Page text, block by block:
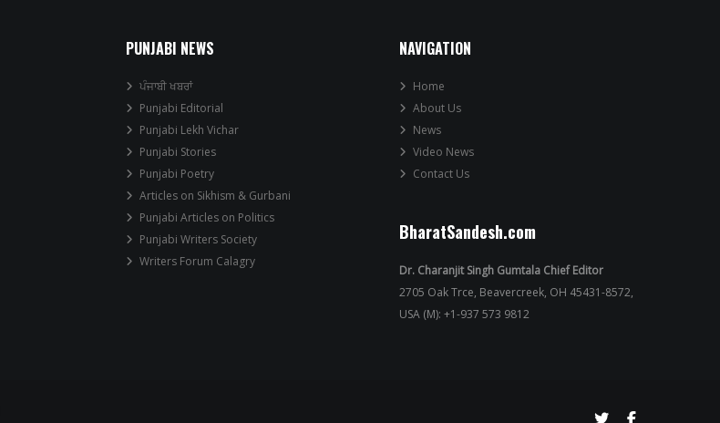
PUNJABI NEWS
ਪੰਜਾਬੀ ਖਬਰਾਂ
Punjabi Editorial
Punjabi Lekh Vichar
Punjabi Stories
Punjabi Poetry
Articles on Sikhism & Gurbani
Punjabi Articles on Politics
Punjabi Writers Society
Writers Forum Calagry
NAVIGATION
Home
About Us
News
Video News
Contact Us
BharatSandesh.com
Dr. Charanjit Singh Gumtala Chief Editor
2705 Oak Trce, Beavercreek, OH 45431-8572,
USA (M): +1-937 573 9812